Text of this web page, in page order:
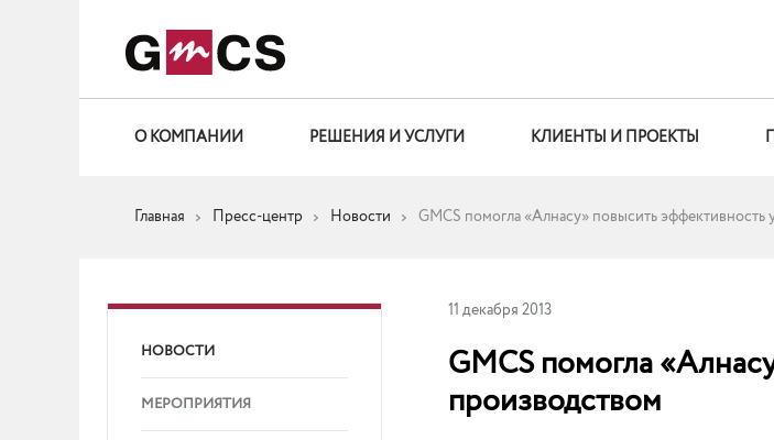
О КОМПАНИИ РЕШЕНИЯ И УСЛУГИ КЛИЕНТЫ И ПРОЕКТЫ
Главная Пресс-центр Новости GMCS помогла «Алнасу» повысить
НОВОСТИ
МЕРОПРИЯТИЯ
11 декабря 2013
GMCS помогла
производством